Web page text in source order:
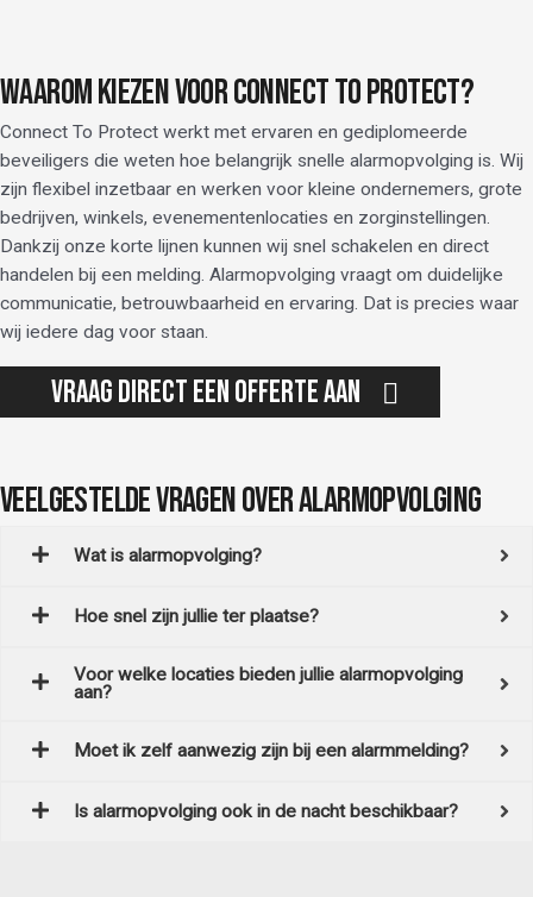
WAAROM KIEZEN VOOR CONNECT TO PROTECT?
Connect To Protect werkt met ervaren en gediplomeerde
beveiligers die weten hoe belangrijk snelle alarmopvolging is. Wij
zijn flexibel inzetbaar en werken voor kleine ondernemers, grote
bedrijven, winkels, evenementenlocaties en zorginstellingen.
Dankzij onze korte lijnen kunnen wij snel schakelen en direct
handelen bij een melding. Alarmopvolging vraagt om duidelijke
communicatie, betrouwbaarheid en ervaring. Dat is precies waar
wij iedere dag voor staan.
Vraag direct een offerte aan
VEELGESTELDE VRAGEN OVER ALARMOPVOLGING
Wat is alarmopvolging?
Hoe snel zijn jullie ter plaatse?
Voor welke locaties bieden jullie alarmopvolging
aan?
Moet ik zelf aanwezig zijn bij een alarmmelding?
Is alarmopvolging ook in de nacht beschikbaar?